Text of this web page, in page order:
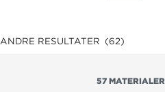
ANDRE RESULTATER (62)
57 MATERIALER